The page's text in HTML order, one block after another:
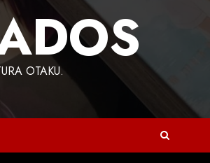
OTAKU.